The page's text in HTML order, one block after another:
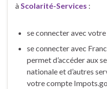
à Scolarité-Services :
se connecter avec
se connecter avec
permet d’accéder aux
nationale et d’autres
votre compte